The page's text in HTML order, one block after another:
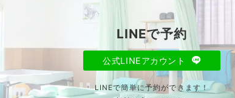
LINEで予約
公式LINEアカウント
LINEで簡単に予約ができます！